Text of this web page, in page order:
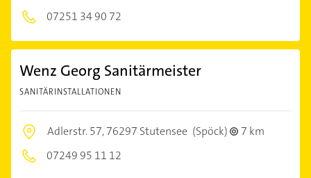
07251 34 90 72
Wenz Georg Sanitärmeister
SANITÄRINSTALLATIONEN
Adlerstr. 57,76297 Stutensee (Spöck)
7 km
07249 95 11 12